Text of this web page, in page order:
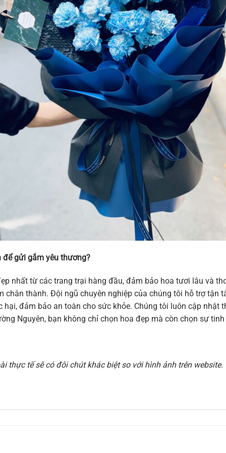
để gửi gắm yêu thương?
nhất từ các trang trại hàng đầu, đảm bảo hoa tươi lâu và
chân thành. Đội ngũ chuyên nghiệp của chúng tôi hỗ trợ tận
đảm bảo an toàn cho sức khỏe. Chúng tôi luôn cập nhật
Nguyên, bạn không chỉ chọn hoa đẹp mà còn chọn sự
thực tế sẽ có đôi chút khác biệt so với hình ảnh trên